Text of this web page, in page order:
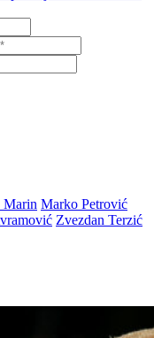
Marin Marko Petrović
Zvezdan Terzić